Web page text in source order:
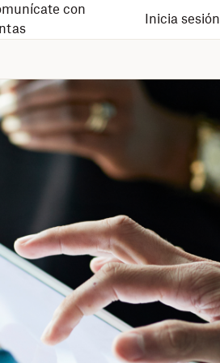
con
Inicia sesión